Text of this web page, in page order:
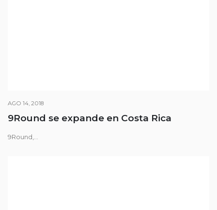
AGO 14, 2018
9Round se expande en Costa Rica
9Round,...